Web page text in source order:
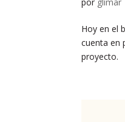
Hoy en el
cuenta en
proyecto.